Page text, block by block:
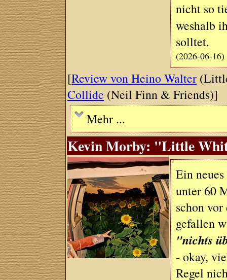
nicht so
weshalb
solltet.
(2026-06-16)
[Review von Heino Walter
Collide (Neil Finn & Friends)]
Mehr ...
Kevin Morby: "Little
Ein
unter 60
schon
gefallen
"nichts
- okay,
Regel